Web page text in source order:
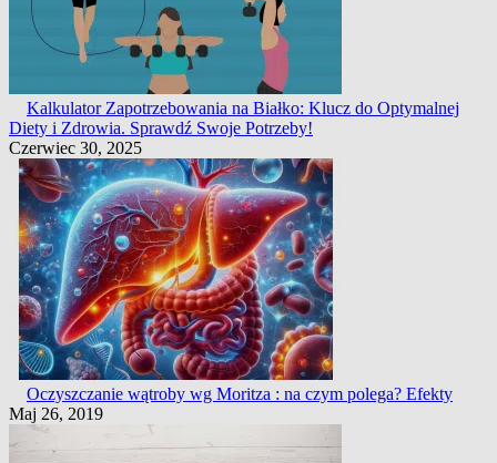
Kalkulator Zapotrzebowania na Białko: Klucz do Optymalnej
Diety i Zdrowia. Sprawdź Swoje Potrzeby!
Czerwiec 30, 2025
Oczyszczanie wątroby wg Moritza : na czym polega? Efekty
Maj 26, 2019